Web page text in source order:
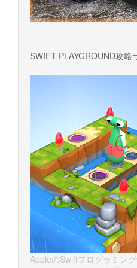
SWIFT PLAYGROUND攻略
AppleのSwiftプログラミン